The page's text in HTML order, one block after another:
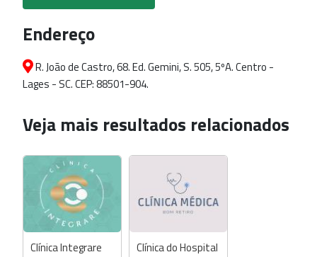
Endereço
R. João de Castro, 68. Ed. Gemini, S. 505, 5ºA. Centro -
Lages - SC. CEP: 88501-904.
Veja mais resultados relacionados
Clínica Integrare Clínica do Hospital